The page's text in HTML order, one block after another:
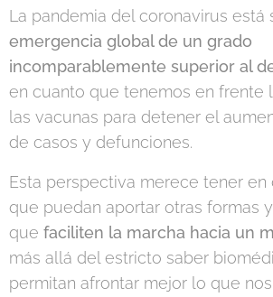
La pandemia del coronavirus está
emergencia global de un grado
incomparablemente superior al
en cuanto que tenemos en frente
las vacunas para detener el
de casos y defunciones.
Esta perspectiva merece tener en
que puedan aportar otras formas
que faciliten la marcha hacia un
más allá del estricto saber
permitan afrontar mejor lo que